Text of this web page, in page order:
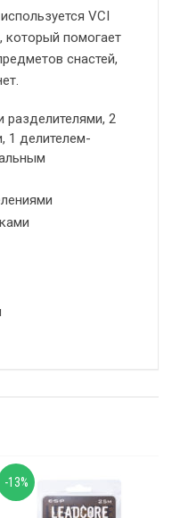
VCI
который помогает
снастей,
разделителями, 2
1 делителем-
-13%